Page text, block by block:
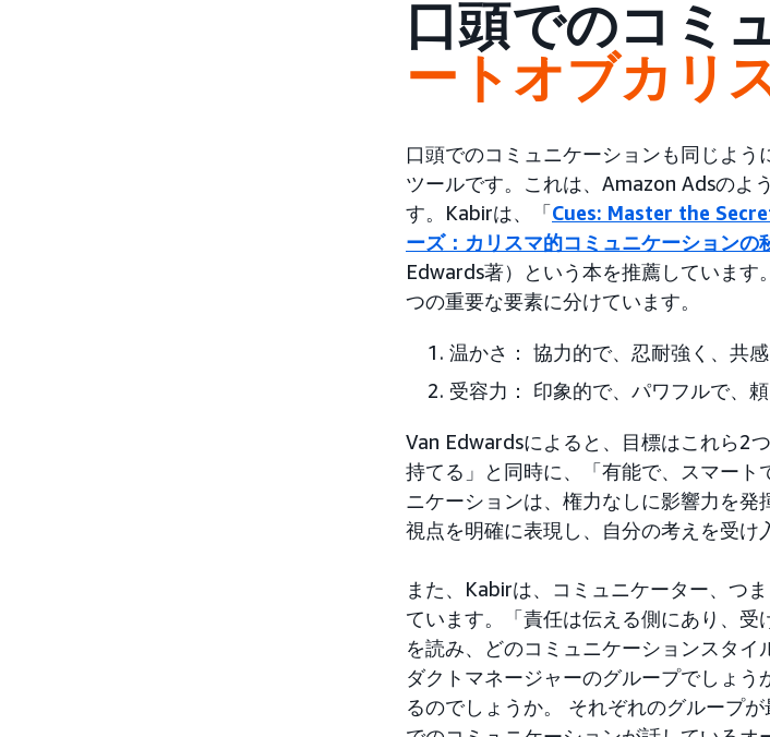
口頭でのコミ
ートオブカリ
口頭でのコミュニケーションも同じよ
ツールです。これは、Amazon Adsのよ
す。Kabirは、「Cues: Master the
ーズ：カリスマ的コミュニケーションの
Edwards著）という本を推薦していま
つの重要な要素に分けています。
温かさ： 協力的で、忍耐強く、共
受容力： 印象的で、パワフルで、頼
Van Edwardsによると、目標はこれら2
持てる」と同時に、「有能で、スマート
ニケーションは、権力なしに影響力を
視点を明確に表現し、自分の考えを受け
また、Kabirは、コミュニケーター、つ
ています。「責任は伝える側にあり、
を読み、どのコミュニケーションスタ
ダクトマネージャーのグループでしょ
るのでしょうか。 それぞれのグループ